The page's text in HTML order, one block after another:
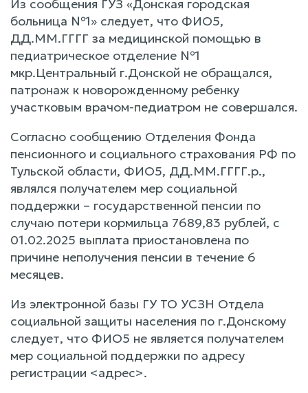
Из сообщения ГУЗ «Донская городская
больница №1» следует, что ФИО5,
ДД.ММ.ГГГГ за медицинской помощью в
педиатрическое отделение №1
мкр.Центральный г.Донской не обращался,
патронаж к новорожденному ребенку
участковым врачом-педиатром не совершался.
Согласно сообщению Отделения Фонда
пенсионного и социального страхования РФ по
Тульской области, ФИО5, ДД.ММ.ГГГГ.р.,
являлся получателем мер социальной
поддержки – государственной пенсии по
случаю потери кормильца 7689,83 рублей, с
01.02.2025 выплата приостановлена по
причине неполучения пенсии в течение 6
месяцев.
Из электронной базы ГУ ТО УСЗН Отдела
социальной защиты населения по г.Донскому
следует, что ФИО5 не является получателем
мер социальной поддержки по адресу
регистрации <адрес>.